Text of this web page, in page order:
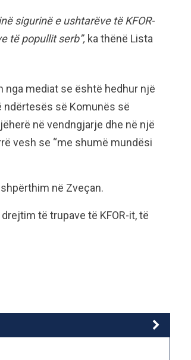
sigurinë e ushtarëve të KFOR-
të popullit serb”, ka thënë Lista
nga mediat se është hedhur një
ndërtesës së Komunës së
në vendngjarje dhe në një
vesh se “me shumë mundësi
në Zveçan.
të trupave të KFOR-it, të